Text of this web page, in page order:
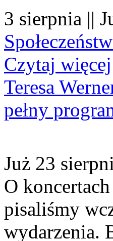
3 sierpnia ||
Czytaj więcej
Teresa
pełny
Już 23
O
pisaliśmy
wydarzenia.